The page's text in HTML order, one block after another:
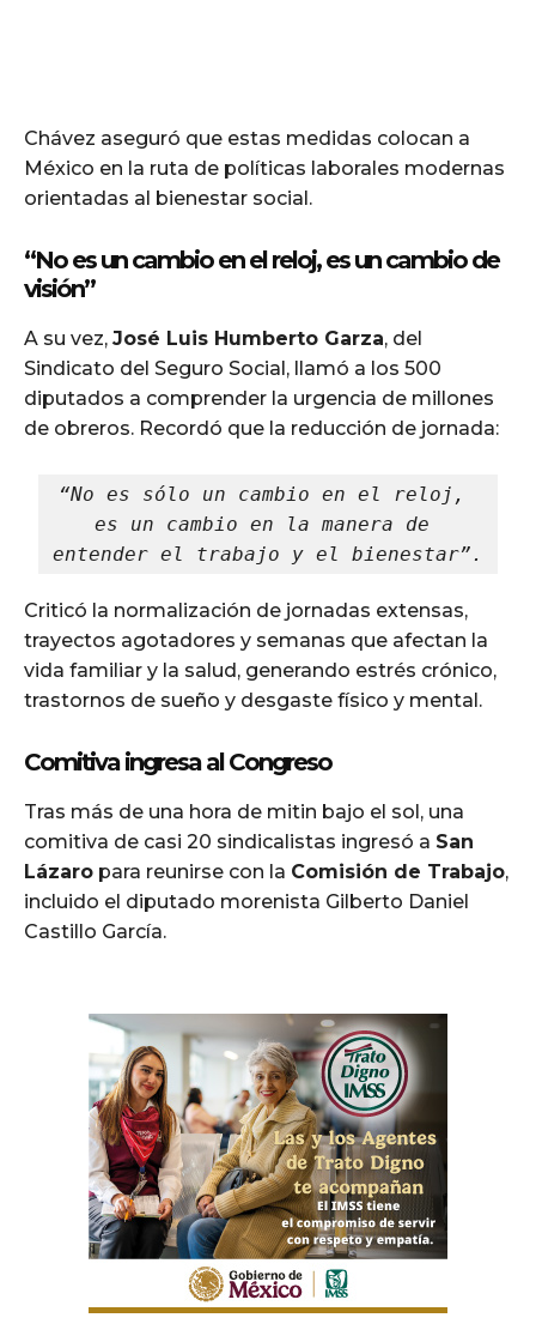
Chávez aseguró que estas medidas colocan a
México en la ruta de políticas laborales modernas
orientadas al bienestar social.
“No es un cambio en el reloj, es un cambio de
visión”
A su vez, José Luis Humberto Garza, del
Sindicato del Seguro Social, llamó a los 500
diputados a comprender la urgencia de millones
de obreros. Recordó que la reducción de jornada:
“No es sólo un cambio en el reloj,
es un cambio en la manera de
entender el trabajo y el bienestar”.
Criticó la normalización de jornadas extensas,
trayectos agotadores y semanas que afectan la
vida familiar y la salud, generando estrés crónico,
trastornos de sueño y desgaste físico y mental.
Comitiva ingresa al Congreso
Tras más de una hora de mitin bajo el sol, una
comitiva de casi 20 sindicalistas ingresó a San
Lázaro para reunirse con la Comisión de Trabajo,
incluido el diputado morenista Gilberto Daniel
Castillo García.